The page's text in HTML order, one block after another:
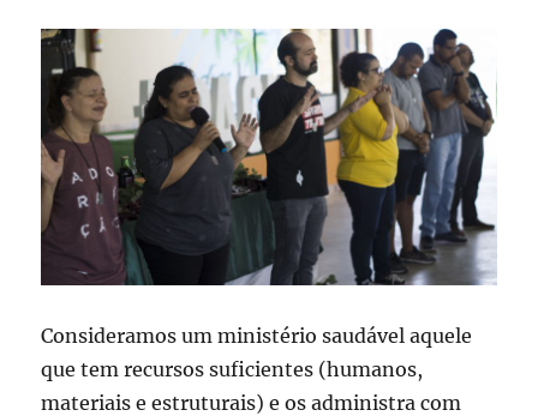
Consideramos um ministério saudável aquele
que tem recursos suficientes (humanos,
materiais e estruturais) e os administra com